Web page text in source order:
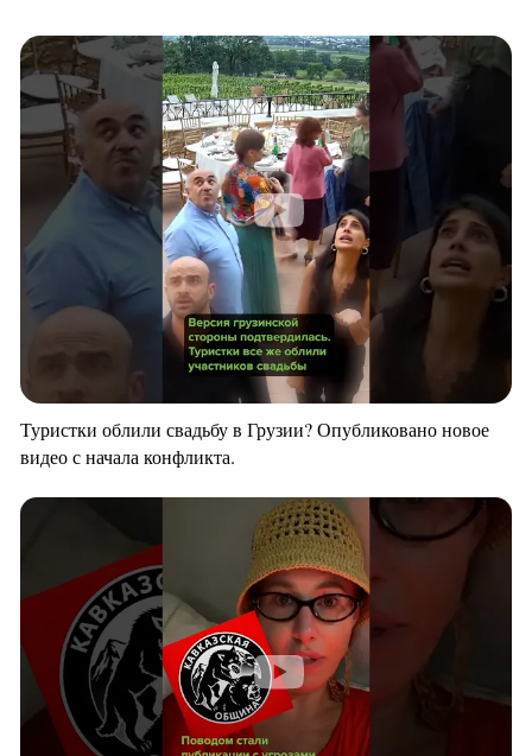
Туристки облили свадьбу в Грузии? Опубликовано новое
видео с начала конфликта.